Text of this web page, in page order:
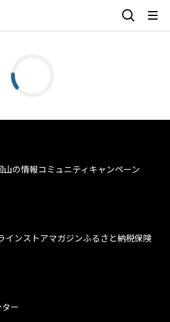
山の情報コミュニティ キャンペーン
インストアマガジンふるさと納税保険
ー